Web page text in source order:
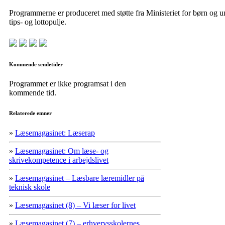
Programmerne er produceret med støtte fra Ministeriet for børn og
tips- og lottopulje.
Kommende sendetider
Programmet er ikke programsat i den
kommende tid.
Relaterede emner
» Læsemagasinet: Læserap
» Læsemagasinet: Om læse- og
skrivekompetence i arbejdslivet
» Læsemagasinet – Læsbare læremidler på
teknisk skole
» Læsemagasinet (8) – Vi læser for livet